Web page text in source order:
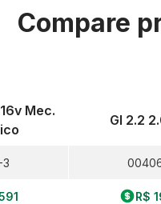
Compare
Mec.
Gl 2.2
R$